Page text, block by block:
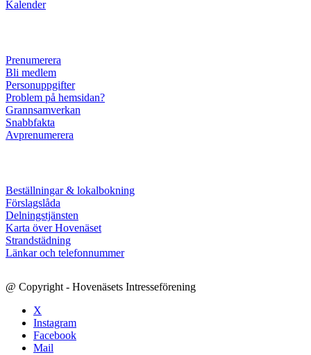
Kalender
Prenumerera
Bli medlem
Personuppgifter
Problem på hemsidan?
Grannsamverkan
Snabbfakta
Avprenumerera
Beställningar & lokalbokning
Förslagslåda
Delningstjänsten
Karta över Hovenäset
Strandstädning
Länkar och telefonnummer
@ Copyright - Hovenäsets Intresseförening
X
Instagram
Facebook
Mail